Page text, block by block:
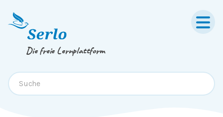
Springe zum
Die freie Lernplattform